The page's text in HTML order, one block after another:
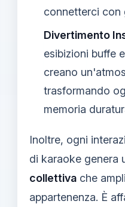
connetterci con
Divertimento
esibizioni buffe
creano
trasformando
memoria
Inoltre, ogni
di karaoke genera
collettiva che
appartenenza. È